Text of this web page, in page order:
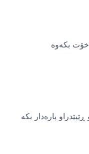
بکەوە
پارەدار بکە